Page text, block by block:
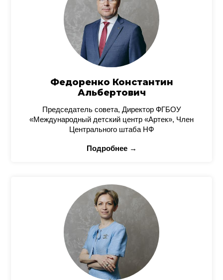
Федоренко Константин
Альбертович
Председатель совета, Директор ФГБОУ
«Международный детский центр «Артек», Член
Центрального штаба НФ
Подробнее →